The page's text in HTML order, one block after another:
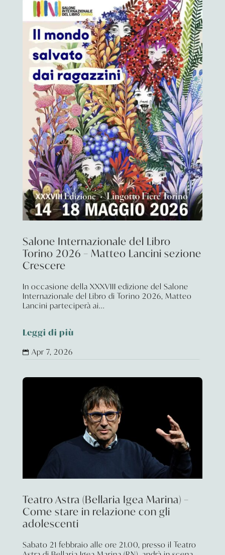
Salone Internazionale del Libro
Torino 2026 – Matteo Lancini sezione
Crescere
In occasione della XXXVIII edizione del Salone
Internazionale del Libro di Torino 2026, Matteo
Lancini parteciperà ai...
Leggi di più
 Apr 7, 2026
Teatro Astra (Bellaria Igea Marina) –
Come stare in relazione con gli
adolescenti
Sabato 21 febbraio alle ore 21.00, presso il Teatro